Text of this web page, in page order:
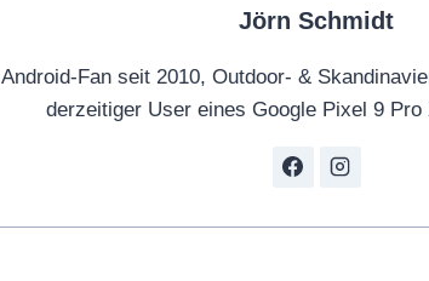
Jörn Schmidt
Android-Fan seit 2010, Outdoor- &
derzeitiger User eines Google Pixel 9 Pro